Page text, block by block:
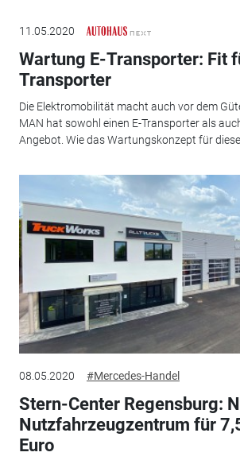
11.05.2020
Wartung E-Transporter: Fit
Transporter
Die Elektromobilität macht auch vor dem
MAN hat sowohl einen E-Transporter als
Angebot. Wie das Wartungskonzept für
08.05.2020 #Mercedes-Handel
Stern-Center Regensburg:
Nutzfahrzeugzentrum für
Euro